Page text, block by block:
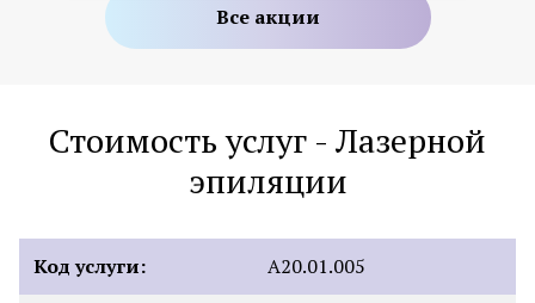
Все акции
Стоимость услуг - Лазерной
эпиляции
Код услуги: А20.01.005